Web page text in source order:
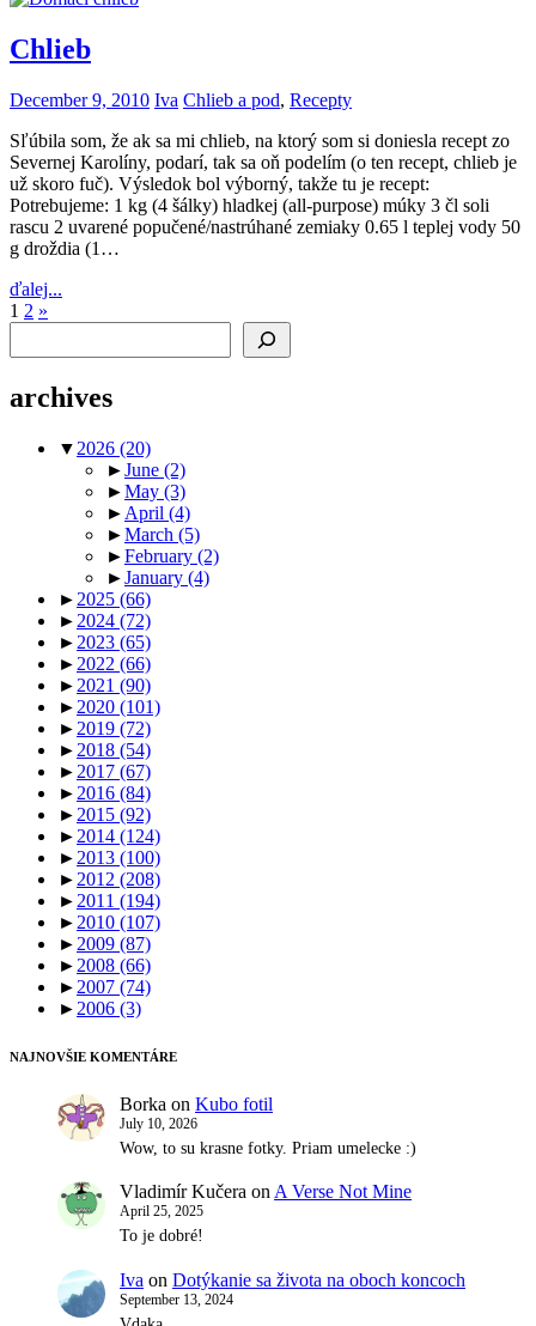
Chlieb
December 9, 2010 Iva Chlieb a pod, Recepty
Sľúbila som, že ak sa mi chlieb, na ktorý som si doniesla recept zo
Severnej Karolíny, podarí, tak sa oň podelím (o ten recept, chlieb je
už skoro fuč). Výsledok bol výborný, takže tu je recept:
Potrebujeme: 1 kg (4 šálky) hladkej (all-purpose) múky 3 čl soli
rascu 2 uvarené popučené/nastrúhané zemiaky 0.65 l teplej vody 50
g droždia (1…
ďalej...
Posts
1 2 Next
»
archives
▼ 2026 (20)
►June (2)
►May (3)
► April (4)
►March (5)
►February (2)
►January (4)
► 2025 (66)
► 2024 (72)
► 2023 (65)
► 2022 (66)
► 2021 (90)
► 2020 (101)
► 2019 (72)
► 2018 (54)
► 2017 (67)
► 2016 (84)
► 2015 (92)
► 2014 (124)
► 2013 (100)
► 2012 (208)
► 2011 (194)
► 2010 (107)
► 2009 (87)
► 2008 (66)
► 2007 (74)
► 2006 (3)
NAJNOVŠIE KOMENTÁRE
Borka on Kubo fotil
July 10, 2026
Wow, to su krasne fotky. Priam umelecke :)
Vladimír Kučera on A Verse Not Mine
April 25, 2025
To je dobré!
Iva on Dotýkanie sa života na oboch koncoch
September 13, 2024